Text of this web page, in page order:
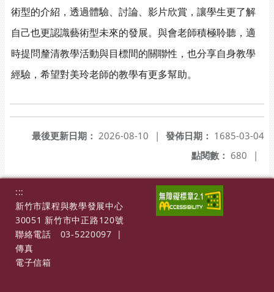
術型的介紹，透過體驗、討論、影片欣賞，讓學生更了解
自己也更認識藝術型未來的發展。與會老師積極聆聽，適
時提問釐清教學活動與目標間的關聯性，也分享自身教學
經驗，希望對美玲老師的教學有更多幫助。
發佈日期： 1685-03-04
最後更新日期： 2026-08-10
|
點閱數： 680 |
:::
新竹市課程與教學發展中心
30051 新竹市中正路120號
聯絡電話
03-5220097
|
傳真
電子信箱